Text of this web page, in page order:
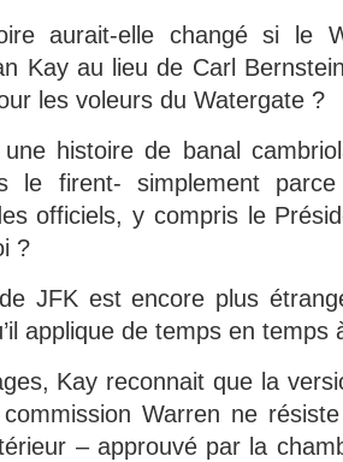
aurait-elle changé si le
Kay au lieu de Carl
les voleurs du Watergate ?
histoire de banal
le firent- simplement
officiels, y compris le
?
JFK est encore plus
applique de temps en temps
Kay reconnait que la
Warren ne
– approuvé par la